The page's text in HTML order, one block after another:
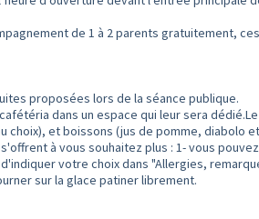
de 1 à 2 parents gratuitement,
proposées lors de la séance publique.
dans un espace qui leur sera
choix), et boissons (jus de pomme, diabolo
à vous souhaitez plus : 1- vous
votre choix dans "Allergies,
sur la glace patiner librement.